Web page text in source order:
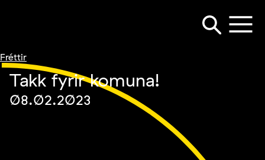
Fréttir
Takk fyrir komuna!
08.02.2023